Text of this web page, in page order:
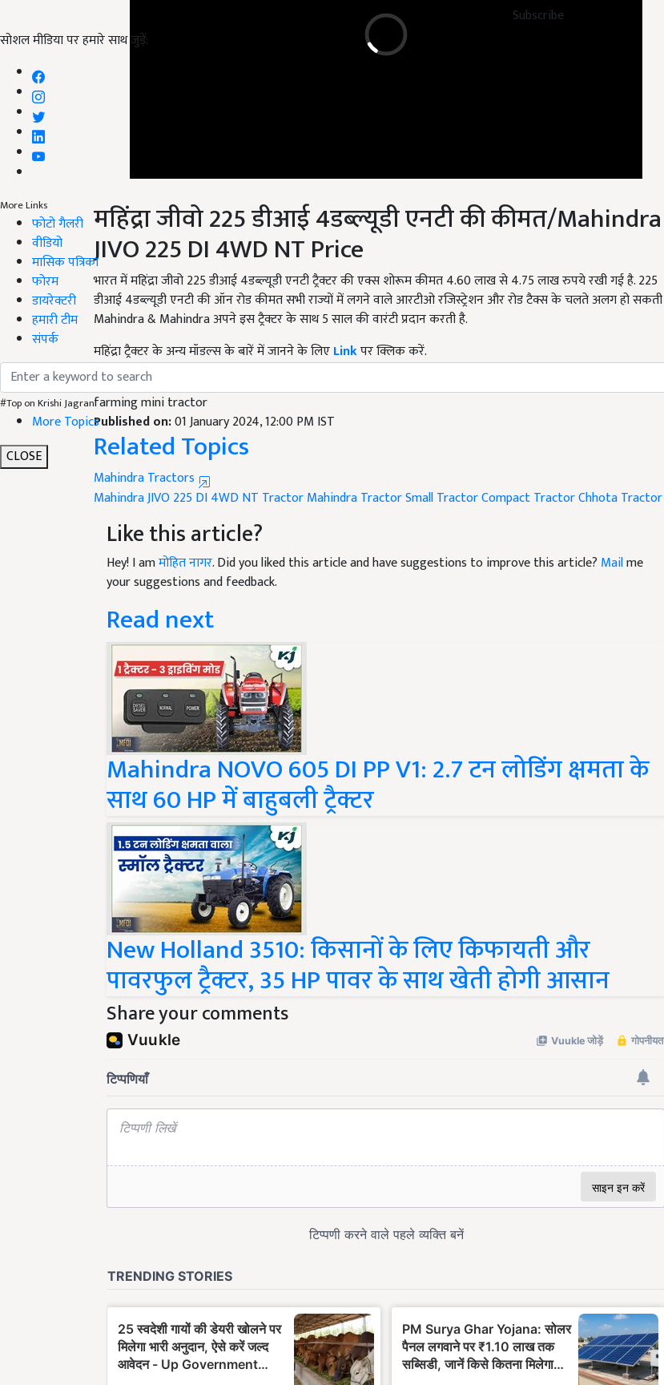
Subscribe
सोशल मीडिया पर हमारे साथ जुड़ें:
More Links
फोटो गैलरी
वीडियो
मासिक पत्रिका
फोरम
डायरेक्टरी
हमारी टीम
संपर्क
#Top on Krishi Jagran
More Topics
CLOSE
महिंद्रा जीवो 225 डीआई 4डब्ल्यूडी एनटी की कीमत/Mahindra
JIVO 225 DI 4WD NT Price
भारत में महिंद्रा जीवो 225 डीआई 4डब्ल्यूडी एनटी ट्रैक्टर की एक्स शोरूम कीमत 4.60 लाख से 4.75 लाख रुपये रखी गई है. 225
डीआई 4डब्ल्यूडी एनटी की ऑन रोड कीमत सभी राज्यों में लगने वाले आरटीओ रजिस्ट्रेशन और रोड टैक्स के चलते अलग हो सकती है.
Mahindra & Mahindra अपने इस ट्रैक्टर के साथ 5 साल की वारंटी प्रदान करती है.
महिंद्रा ट्रैक्टर के अन्य मॉडल्स के बारें में जानने के लिए
English Summary:mahindra jivo 225 di 4wd nt tractor price compact tractor features best for small
farming mini tractor
Published on:01 January 2024, 12:00 PM IST
Related Topics
Mahindra Tractors
Mahindra JIVO 225 DI 4WD NT Tractor
Like this article?
Hey! I amमोहित नागर . Did you liked this article and have suggestions to improve this article?
your suggestions and feedback.
Read next
Mahindra NOVO 605 DI PP V1: 2.7 टन लोडिंग क्षमता के
साथ 60 HP में बाहुबली ट्रैक्टर
New Holland 3510: किसानों के लिए किफायती और
पावरफुल ट्रैक्टर, 35 HP पावर के साथ खेती होगी आसान
Share your comments